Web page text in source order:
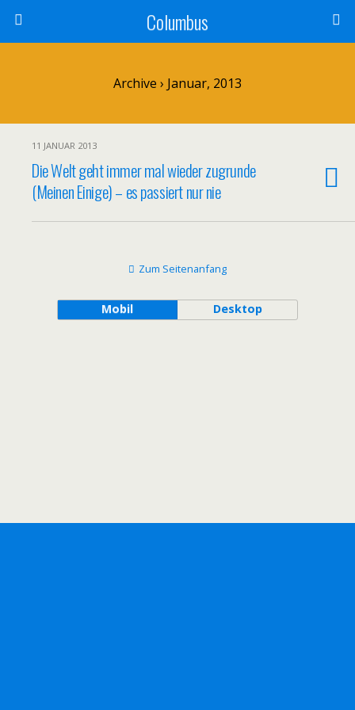
Columbus
Archive › Januar, 2013
11 JANUAR 2013
Die Welt geht immer mal wieder zugrunde
(Meinen Einige) – es passiert nur nie
Zum Seitenanfang
Mobil Desktop